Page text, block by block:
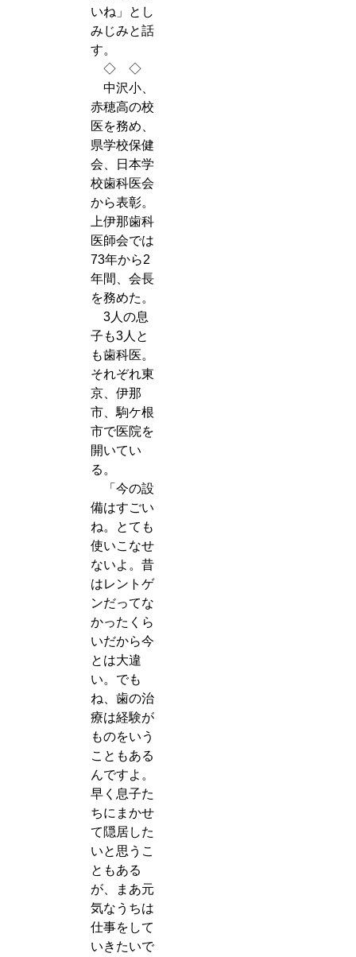
いね」とし
みじみと話
す。
◇ ◇
中沢小、
赤穂高の校
医を務め、
県学校保健
会、日本学
校歯科医会
から表彰。
上伊那歯科
医師会では
73年から2
年間、会長
を務めた。
3人の息
子も3人と
も歯科医。
それぞれ東
京、伊那
市、駒ケ根
市で医院を
開いてい
る。
「今の設
備はすごい
ね。とても
使いこなせ
ないよ。昔
はレントゲ
ンだってな
かったくら
いだから今
とは大違
い。でも
ね、歯の治
療は経験が
ものをいう
こともある
んですよ。
早く息子た
ちにまかせ
て隠居した
いと思うこ
ともある
が、まあ元
気なうちは
仕事をして
いきたいで